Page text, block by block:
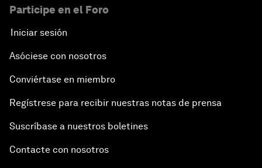
Participe en el Foro
Iniciar sesión
Asóciese con nosotros
Conviértase en miembro
Regístrese para recibir nuestras notas de prensa
Suscríbase a nuestros boletines
Contacte con nosotros